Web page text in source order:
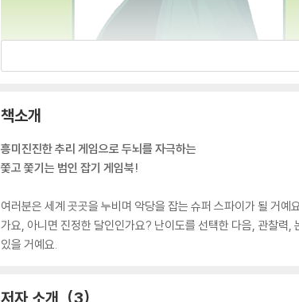
책소개
흥미진진한 추리 게임으로 두뇌를 자극하는
쫓고 쫓기는 범인 잡기 게임북!
여러분은 세계 곳곳을 누비며 악당을 잡는 슈퍼 스파이가 될 거
가요, 아니면 진정한 달인인가요? 난이도를 선택한 다음, 관찰력
있을 거예요.
저자 소개 3